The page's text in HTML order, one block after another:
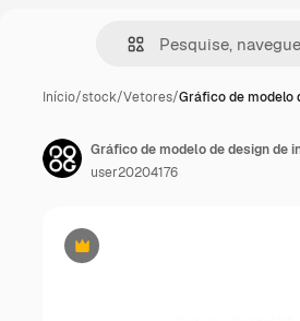
Início/stock/Vetores/Gráfico de modelo
Premium
Gráfico de modelo de design de
user20204176